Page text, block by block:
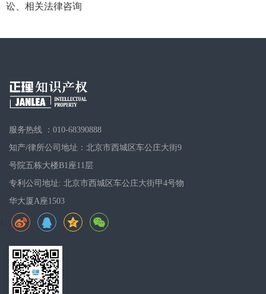
讼、相关法律咨询
服务热线 ：010-68390888
知产/律所公司地址：北京市西城区车公庄大街9
号院五栋大楼B1座11层
专利公司地址: 北京市西城区车公庄大街甲4号物
华大厦A座1503